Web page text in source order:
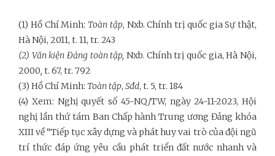
(1) Hồ Chí Minh: Toàn tập, Nxb. Chính trị quốc giaSự thật,
Hà Nội, 2011, t. 11, tr. 243
(2) Văn kiện Đảng toàn tập, Nxb. Chính trị quốc gia, Hà Nội,
2000, t. 67, tr. 792
(3) Hồ Chí Minh: Toàn tập, Sđd, t. 5, tr. 184
(4) Xem: Nghị quyết số 45-NQ/TW, ngày 24-11-2023, Hội
nghị lần thứ tám Ban Chấp hành Trung ương Đảng khóa
XIII về “Tiếp tục xây dựng và phát huy vai trò của đội ngũ
trí thức đáp ứng yêu cầu phát triển đất nước nhanh và